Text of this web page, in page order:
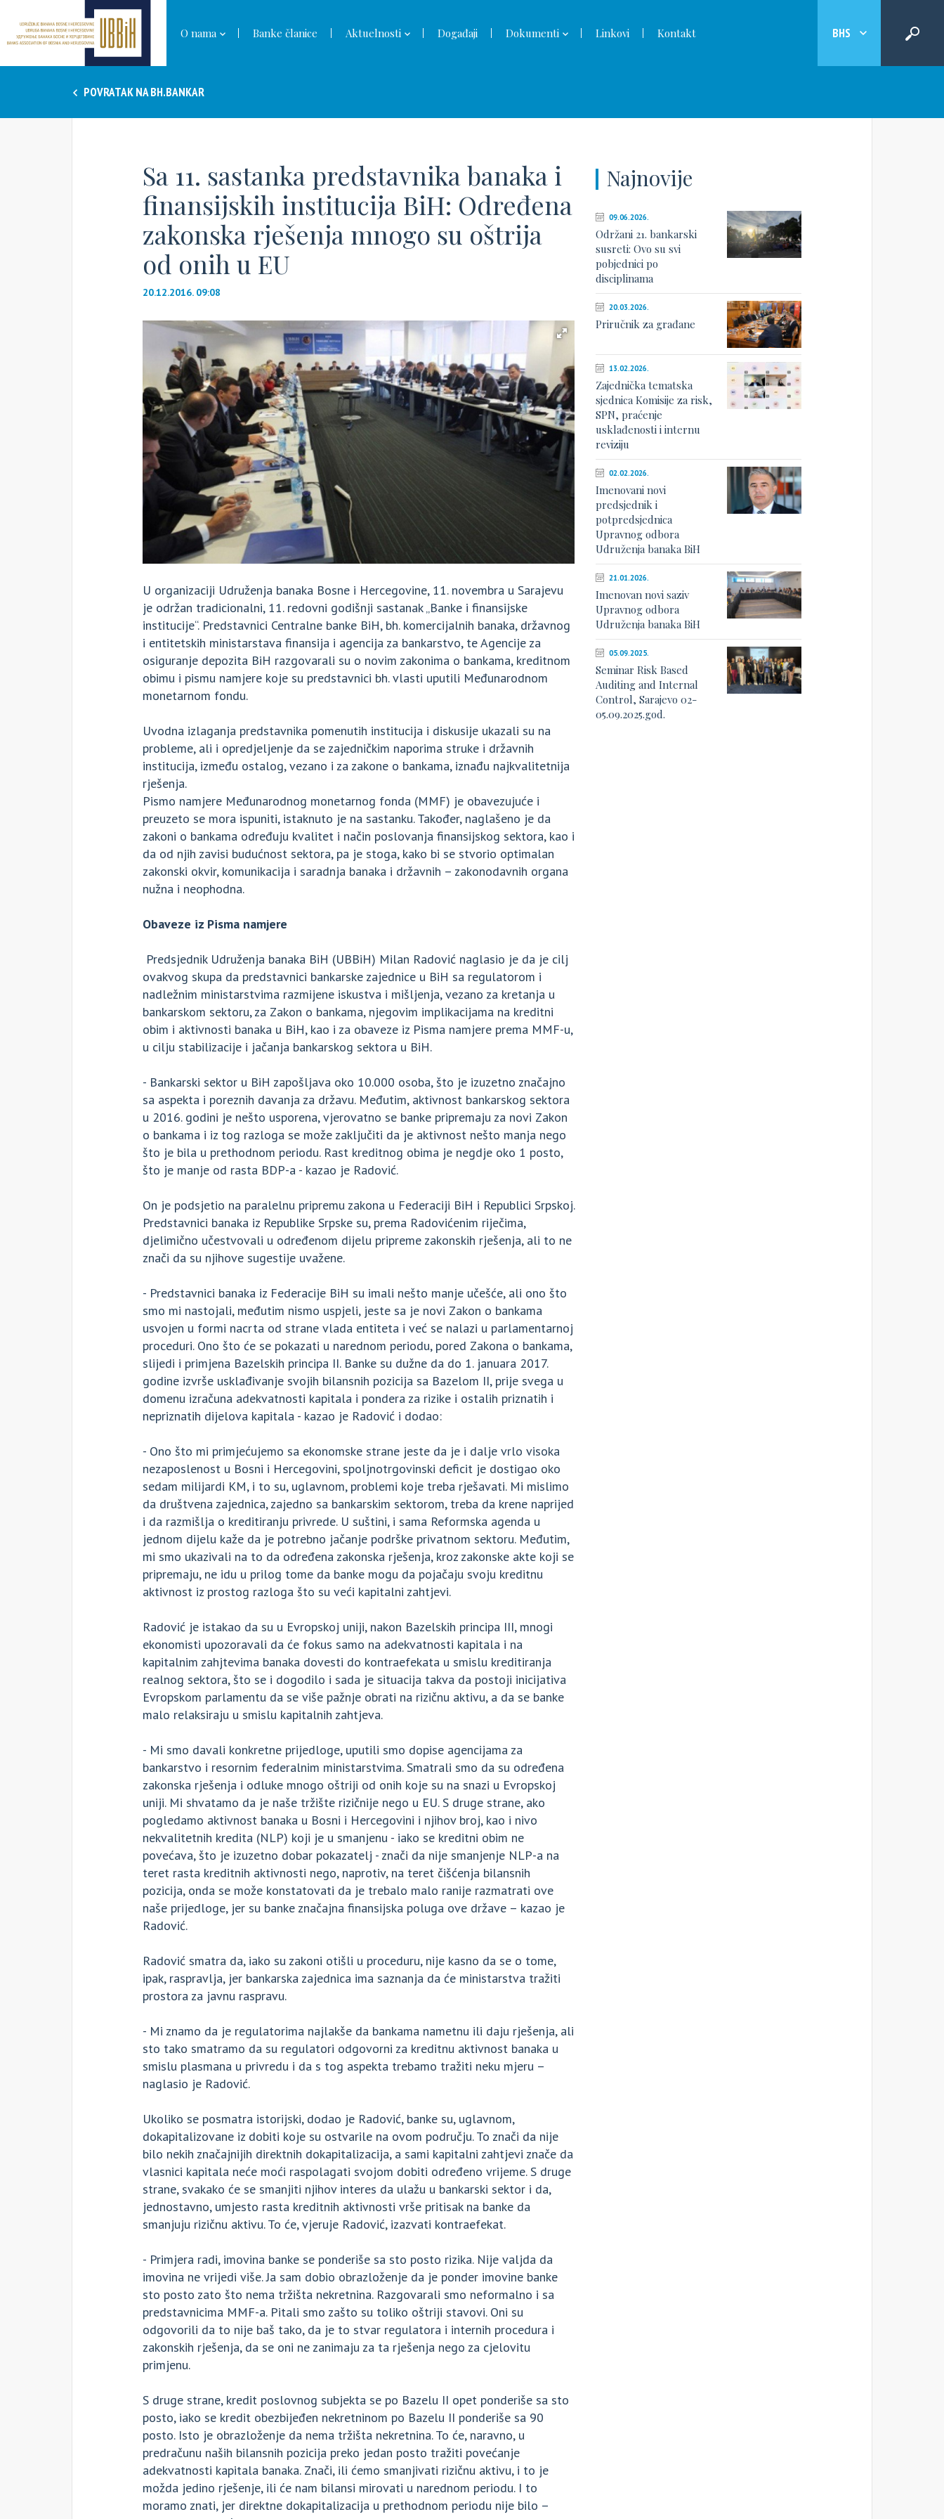
O nama Banke članice Aktuelnosti Događaji Dokumenti Linkovi Kontakt BHS
POVRATAK NA BH.BANKAR
Sa 11. sastanka predstavnika banaka i
finansijskih institucija BiH: Određena
zakonska rješenja mnogo su oštrija
od onih u EU
20.12.2016. 09:08
U organizaciji Udruženja banaka Bosne i Hercegovine, 11. novembra u Sarajevu
je održan tradicionalni, 11. redovni godišnji sastanak „Banke i finansijske
institucije“. Predstavnici Centralne banke BiH, bh. komercijalnih banaka, državnog
i entitetskih ministarstava finansija i agencija za bankarstvo, te Agencije za
osiguranje depozita BiH razgovarali su o novim zakonima o bankama, kreditnom
obimu i pismu namjere koje su predstavnici bh. vlasti uputili Međunarodnom
monetarnom fondu.
Uvodna izlaganja predstavnika pomenutih institucija i diskusije ukazali su na
probleme, ali i opredjeljenje da se zajedničkim naporima struke i državnih
institucija, između ostalog, vezano i za zakone o bankama, iznađu najkvalitetnija
rješenja.
Pismo namjere Međunarodnog monetarnog fonda (MMF) je obavezujuće i
preuzeto se mora ispuniti, istaknuto je na sastanku. Također, naglašeno je da
zakoni o bankama određuju kvalitet i način poslovanja finansijskog sektora, kao i
da od njih zavisi budućnost sektora, pa je stoga, kako bi se stvorio optimalan
zakonski okvir, komunikacija i saradnja banaka i državnih – zakonodavnih organa
nužna i neophodna.
Obaveze iz Pisma namjere
Predsjednik Udruženja banaka BiH (UBBiH) Milan Radović naglasio je da je cilj
ovakvog skupa da predstavnici bankarske zajednice u BiH sa regulatorom i
nadležnim ministarstvima razmijene iskustva i mišljenja, vezano za kretanja u
bankarskom sektoru, za Zakon o bankama, njegovim implikacijama na kreditni
obim i aktivnosti banaka u BiH, kao i za obaveze iz Pisma namjere prema MMF-u,
u cilju stabilizacije i jačanja bankarskog sektora u BiH.
- Bankarski sektor u BiH zapošljava oko 10.000 osoba, što je izuzetno značajno
sa aspekta i poreznih davanja za državu. Međutim, aktivnost bankarskog sektora
u 2016. godini je nešto usporena, vjerovatno se banke pripremaju za novi Zakon
o bankama i iz tog razloga se može zaključiti da je aktivnost nešto manja nego
što je bila u prethodnom periodu. Rast kreditnog obima je negdje oko 1 posto,
što je manje od rasta BDP-a - kazao je Radović.
On je podsjetio na paralelnu pripremu zakona u Federaciji BiH i Republici Srpskoj.
Predstavnici banaka iz Republike Srpske su, prema Radovićenim riječima,
djelimično učestvovali u određenom dijelu pripreme zakonskih rješenja, ali to ne
znači da su njihove sugestije uvažene.
- Predstavnici banaka iz Federacije BiH su imali nešto manje učešće, ali ono što
smo mi nastojali, međutim nismo uspjeli, jeste sa je novi Zakon o bankama
usvojen u formi nacrta od strane vlada entiteta i već se nalazi u parlamentarnoj
proceduri. Ono što će se pokazati u narednom periodu, pored Zakona o bankama,
slijedi i primjena Bazelskih principa II. Banke su dužne da do 1. januara 2017.
godine izvrše usklađivanje svojih bilansnih pozicija sa Bazelom II, prije svega u
domenu izračuna adekvatnosti kapitala i pondera za rizike i ostalih priznatih i
nepriznatih dijelova kapitala - kazao je Radović i dodao:
- Ono što mi primjećujemo sa ekonomske strane jeste da je i dalje vrlo visoka
nezaposlenost u Bosni i Hercegovini, spoljnotrgovinski deficit je dostigao oko
sedam milijardi KM, i to su, uglavnom, problemi koje treba rješavati. Mi mislimo
da društvena zajednica, zajedno sa bankarskim sektorom, treba da krene naprijed
i da razmišlja o kreditiranju privrede. U suštini, i sama Reformska agenda u
jednom dijelu kaže da je potrebno jačanje podrške privatnom sektoru. Međutim,
mi smo ukazivali na to da određena zakonska rješenja, kroz zakonske akte koji se
pripremaju, ne idu u prilog tome da banke mogu da pojačaju svoju kreditnu
aktivnost iz prostog razloga što su veći kapitalni zahtjevi.
Radović je istakao da su u Evropskoj uniji, nakon Bazelskih principa III, mnogi
ekonomisti upozoravali da će fokus samo na adekvatnosti kapitala i na
kapitalnim zahjtevima banaka dovesti do kontraefekata u smislu kreditiranja
realnog sektora, što se i dogodilo i sada je situacija takva da postoji inicijativa
Evropskom parlamentu da se više pažnje obrati na rizičnu aktivu, a da se banke
malo relaksiraju u smislu kapitalnih zahtjeva.
- Mi smo davali konkretne prijedloge, uputili smo dopise agencijama za
bankarstvo i resornim federalnim ministarstvima. Smatrali smo da su određena
zakonska rješenja i odluke mnogo oštriji od onih koje su na snazi u Evropskoj
uniji. Mi shvatamo da je naše tržište rizičnije nego u EU. S druge strane, ako
pogledamo aktivnost banaka u Bosni i Hercegovini i njihov broj, kao i nivo
nekvalitetnih kredita (NLP) koji je u smanjenu - iako se kreditni obim ne
povećava, što je izuzetno dobar pokazatelj - znači da nije smanjenje NLP-a na
teret rasta kreditnih aktivnosti nego, naprotiv, na teret čišćenja bilansnih
pozicija, onda se može konstatovati da je trebalo malo ranije razmatrati ove
naše prijedloge, jer su banke značajna finansijska poluga ove države – kazao je
Radović.
Radović smatra da, iako su zakoni otišli u proceduru, nije kasno da se o tome,
ipak, raspravlja, jer bankarska zajednica ima saznanja da će ministarstva tražiti
prostora za javnu raspravu.
- Mi znamo da je regulatorima najlakše da bankama nametnu ili daju rješenja, ali
sto tako smatramo da su regulatori odgovorni za kreditnu aktivnost banaka u
smislu plasmana u privredu i da s tog aspekta trebamo tražiti neku mjeru –
naglasio je Radović.
Ukoliko se posmatra istorijski, dodao je Radović, banke su, uglavnom,
dokapitalizovane iz dobiti koje su ostvarile na ovom području. To znači da nije
bilo nekih značajnijih direktnih dokapitalizacija, a sami kapitalni zahtjevi znače da
vlasnici kapitala neće moći raspolagati svojom dobiti određeno vrijeme. S druge
strane, svakako će se smanjiti njihov interes da ulažu u bankarski sektor i da,
jednostavno, umjesto rasta kreditnih aktivnosti vrše pritisak na banke da
smanjuju rizičnu aktivu. To će, vjeruje Radović, izazvati kontraefekat.
- Primjera radi, imovina banke se ponderiše sa sto posto rizika. Nije valjda da
imovina ne vrijedi više. Ja sam dobio obrazloženje da je ponder imovine banke
sto posto zato što nema tržišta nekretnina. Razgovarali smo neformalno i sa
predstavnicima MMF-a. Pitali smo zašto su toliko oštriji stavovi. Oni su
odgovorili da to nije baš tako, da je to stvar regulatora i internih procedura i
zakonskih rješenja, da se oni ne zanimaju za ta rješenja nego za cjelovitu
primjenu.
S druge strane, kredit poslovnog subjekta se po Bazelu II opet ponderiše sa sto
posto, iako se kredit obezbijeđen nekretninom po Bazelu II ponderiše sa 90
posto. Isto je obrazloženje da nema tržišta nekretnina. To će, naravno, u
predračunu naših bilansnih pozicija preko jedan posto tražiti povećanje
adekvatnosti kapitala banaka. Znači, ili ćemo smanjivati rizičnu aktivu, i to je
možda jedino rješenje, ili će nam bilansi mirovati u narednom periodu. I to
moramo znati, jer direktne dokapitalizacija u prethodnom periodu nije bilo –
Najnovije
09.06.2026.
Održani 21. bankarski
susreti: Ovo su svi
pobjednici po
disciplinama
20.03.2026.
Priručnik za građane
13.02.2026.
Zajednička tematska
sjednica Komisije za risk,
SPN, praćenje
usklađenosti i internu
reviziju
02.02.2026.
Imenovani novi
predsjednik i
potpredsjednica
Upravnog odbora
Udruženja banaka BiH
21.01.2026.
Imenovan novi saziv
Upravnog odbora
Udruženja banaka BiH
05.09.2025.
Seminar Risk Based
Auditing and Internal
Control, Sarajevo 02-
05.09.2025.god.